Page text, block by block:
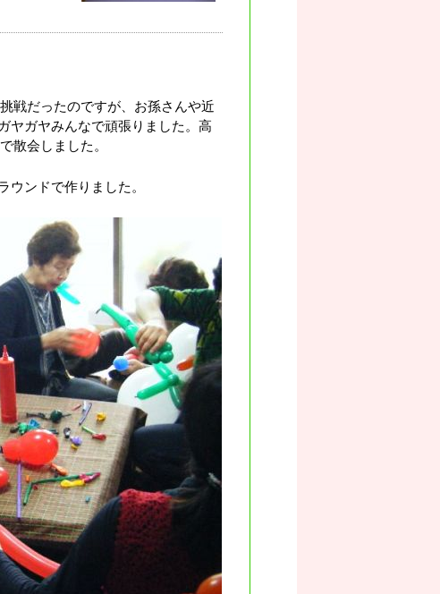
戦だったのですが、お孫さんや近
ヤガヤみんなで頑張りました。高
散会しました。
ンドで作りました。